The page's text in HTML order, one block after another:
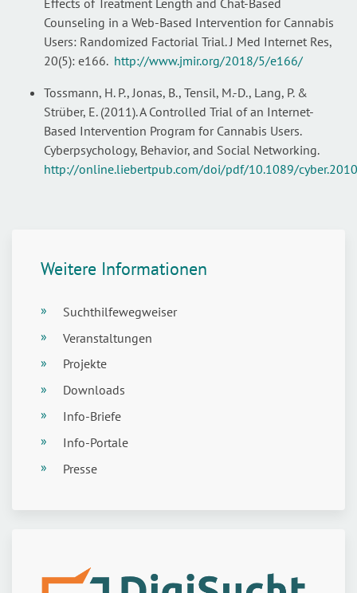
Effects of Treatment Length and Chat-Based
Counseling in a Web-Based Intervention for Cannabis
Users: Randomized Factorial Trial. J Med Internet Res,
20(5): e166. http://www.jmir.org/2018/5/e166/
Tossmann, H. P., Jonas, B., Tensil, M.-D., Lang, P. &
Strüber, E. (2011). A Controlled Trial of an Internet-
Based Intervention Program for Cannabis Users.
Cyberpsychology, Behavior, and Social Networking.
http://online.liebertpub.com/doi/pdf/10.1089/
Weitere Informationen
Suchthilfewegweiser
Veranstaltungen
Projekte
Downloads
Info-Briefe
Info-Portale
Presse